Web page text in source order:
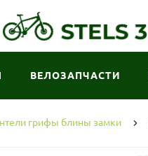
ВЕЛОЗАПЧАСТИ
грифы блины замки